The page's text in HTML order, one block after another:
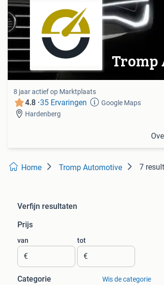
Tromp
8 jaar actief op Marktplaats
4.8 ·35 Ervaringen
Google Maps
Hardenberg
Home Tromp Automotive 7
Verfijn resultaten
Prijs
van
€
tot
€
Categorie Wis de categorie